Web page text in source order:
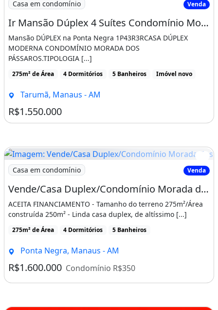
Casa em condomínio Venda
Ir Mansão Dúplex 4 Suítes Condomínio Morada dos Pássaros na Ponta Negra Apta A
Mansão DÚPLEX na Ponta Negra 1P43R3RCASA DÚPLEX
MODERNA CONDOMÍNIO MORADA DOS
PÁSSAROS.TIPOLOGIA [...]
275m² de Área 4 Dormitórios 5 Banheiros Imóvel novo
Tarumã, Manaus - AM
R$1.550.000
Imagem: Vende/Casa Duplex/Condomínio Morada dos
Casa em condomínio Venda
Vende/Casa Duplex/Condomínio Morada dos Pássaros/Ponta Negra/4 Suítes/275M²/Aceita
ACEITA FINANCIAMENTO - Tamanho do terreno 275m²/Área
construída 250m² - Linda casa duplex, de altíssimo [...]
275m² de Área 4 Dormitórios 5 Banheiros
Ponta Negra, Manaus - AM
R$1.600.000 Condomínio R$350